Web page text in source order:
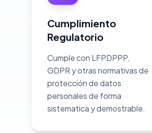
Cumplimiento
Regulatorio
Cumple con LFPDPPP,
GDPR y otras normativas de
protección de datos
personales de forma
sistematica y demostrable.